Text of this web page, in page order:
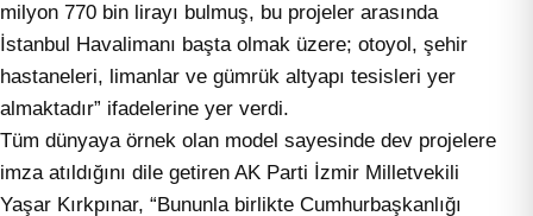
milyon 770 bin lirayı bulmuş, bu projeler arasında
İstanbul Havalimanı başta olmak üzere; otoyol, şehir
hastaneleri, limanlar ve gümrük altyapı tesisleri yer
almaktadır” ifadelerine yer verdi.
Tüm dünyaya örnek olan model sayesinde dev projelere
imza atıldığını dile getiren AK Parti İzmir Milletvekili
Yaşar Kırkpınar, “Bununla birlikte Cumhurbaşkanlığı